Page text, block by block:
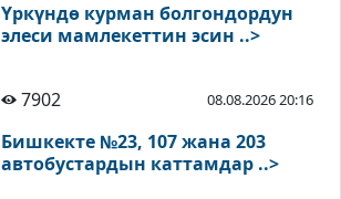
Үркүндө курман болгондордун
элеси мамлекеттин эсин ..>
7902 08.08.2026 20:16
Бишкекте №23, 107 жана 203
автобустардын каттамдар ..>